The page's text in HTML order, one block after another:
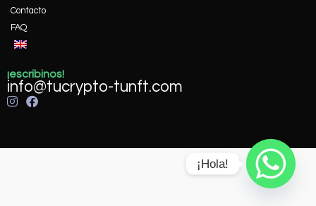
Contacto
FAQ
¡escribinos!
info@tucrypto-tunft.com
¡Hola!